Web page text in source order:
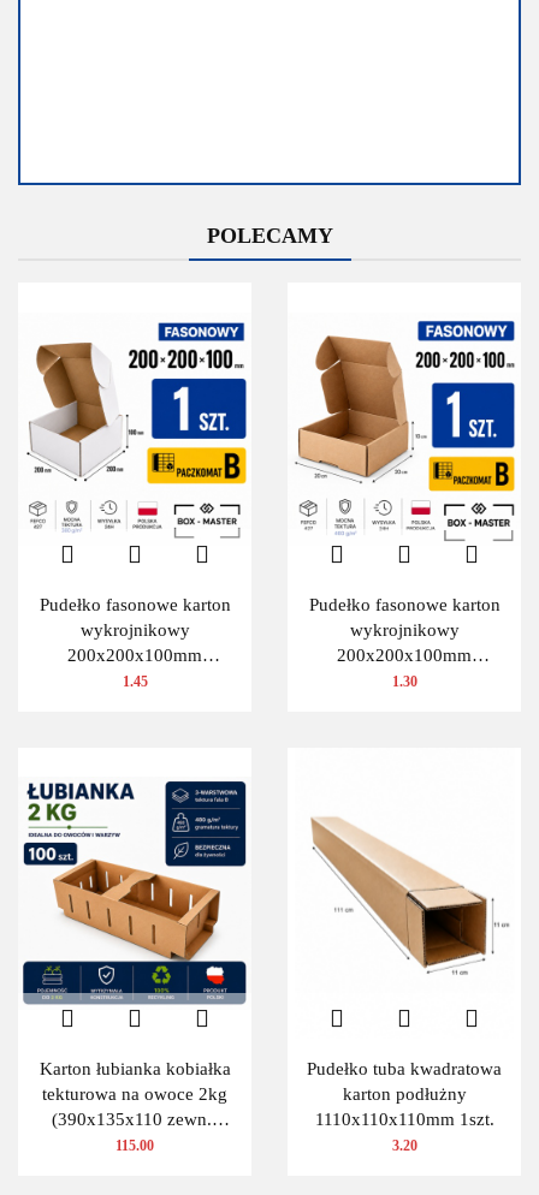
Dostępność
Średnia
Do końca promocji
pozostało
Dostępność
promocji
pozostało
POLECAMY
Pudełko fasonowe karton
wykrojnikowy
200x200x100mm
(wymiary wewnętrzne) 1
1.45
Pudełko fasonowe karton
wykrojnikowy
200x200x100mm
(wymiary wewnętrzne) 1
1.30
Karton łubianka kobiałka
tekturowa na owoce 2kg
(390x135x110 zewn.)
100 szt.
115.00
Pudełko tuba kwadratowa
karton podłużny
1110x110x110mm 1szt.
3.20